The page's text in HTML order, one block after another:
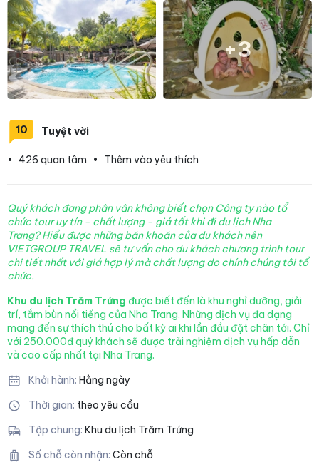
+3
10 Tuyệt vời
• 426 quan tâm • Thêm vào yêu thích
Quý khách đang phân vân không biết chọn Công ty nào tổ
chức tour uy tín - chất lượng - giá tốt khi đi du lịch Nha
Trang?Hiểu được những băn khoăn của du khách nên
VIETGROUP TRAVEL sẽ tư vấn cho du khách chương trình tour
chi tiết nhất với giá hợp lý mà chất lượng do chính chúng tôi tổ
chức.
Khu du lịch Trăm Trứng được biết đến là khu nghỉ dưỡng, giải
trí, tắm bùn nổi tiếng của Nha Trang. Những dịch vụ đa dạng
mang đến sự thích thú cho bất kỳ ai khi lần đầu đặt chân tới. Chỉ
với 250.000đ quý khách sẽ được trải nghiệm dịch vụ hấp dẫn
và cao cấp nhất tại Nha Trang.
Khởi hành: Hằng ngày
Thời gian: theo yêu cầu
Tập chung: Khu du lịch Trăm Trứng
Số chỗ còn nhận: Còn chỗ